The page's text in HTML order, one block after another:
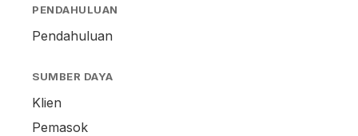
PENDAHULUAN
Pendahuluan
SUMBER DAYA
Klien
Pemasok